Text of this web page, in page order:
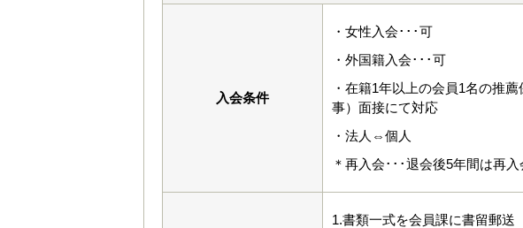
入会条件
・女性入会･･･可
・外国籍入会･･･可
・在籍1年以上の会員1名の推
事）面接にて対応
・法人⇔個人
＊再入会･･･退会後5年間は再
1.書類一式を会員課に書留郵送